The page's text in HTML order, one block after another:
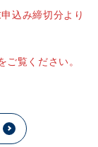
込み締切分より
ご覧ください。